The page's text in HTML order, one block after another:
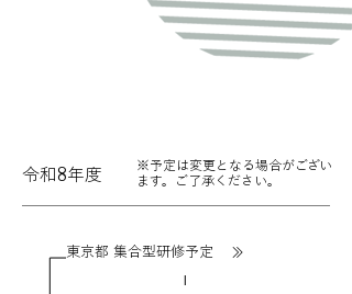
令和8年度
※予定は変更となる場合がござい
ます。ご了承ください。
東京都 集合型研修予定